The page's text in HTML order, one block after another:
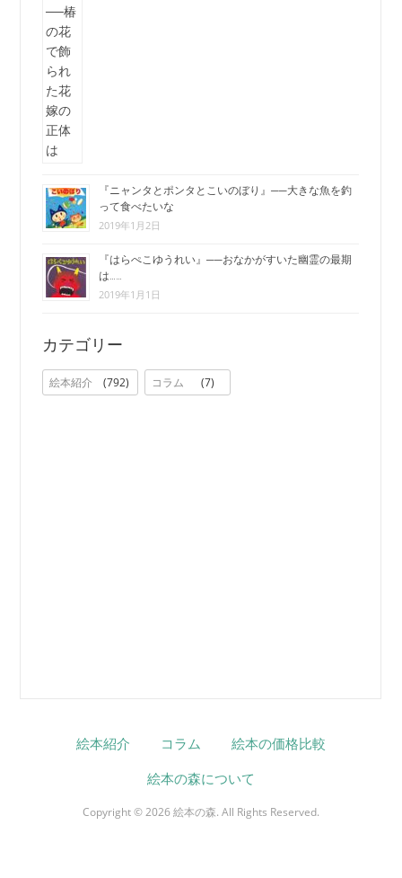
『ニャンタとポンタとこいのぼり』──大きな魚を釣
って食べたいな
2019年1月2日
『はらぺこゆうれい』──おなかがすいた幽霊の最期
は……
2019年1月1日
カテゴリー
絵本紹介 792 コラム 7
絵本紹介 コラム 絵本の価格比較
絵本の森について
Copyright © 2026 絵本の森. All Rights Reserved.